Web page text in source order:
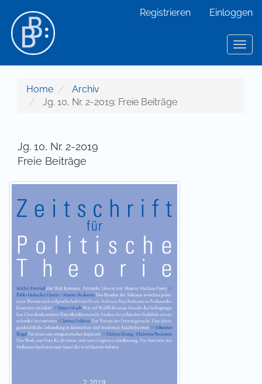
Hauptinhalt
Sidebar
Registrieren Einloggen
Home
Archiv
Jg. 10, Nr. 2-2019: Freie Beiträge
Jg. 10, Nr. 2-2019
Freie Beiträge